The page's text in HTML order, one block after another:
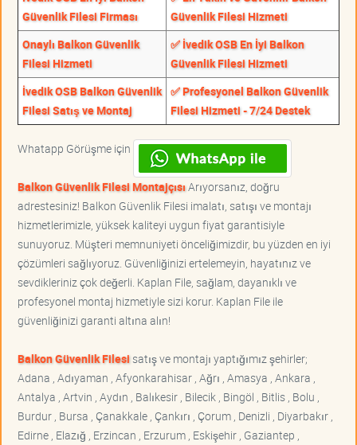
Güvenlik Filesi Firması
Güvenlik Filesi Hizmeti
Onaylı Balkon Güvenlik
Filesi Hizmeti
✅ İvedik OSB En İyi Balkon
Güvenlik Filesi Hizmeti
İvedik OSB Balkon Güvenlik
Filesi Satış ve Montaj
✅ Profesyonel Balkon Güvenlik
Filesi Hizmeti - 7/24 Destek
Whatapp Görüşme için
Balkon Güvenlik Filesi MontajçısıArıyorsanız, doğru
adrestesiniz! Balkon Güvenlik Filesi imalatı, satışı ve montajı
hizmetlerimizle, yüksek kaliteyi uygun fiyat garantisiyle
sunuyoruz. Müşteri memnuniyeti önceliğimizdir, bu yüzden en iyi
çözümleri sağlıyoruz. Güvenliğinizi ertelemeyin, hayatınız ve
sevdikleriniz çok değerli. Kaplan File, sağlam, dayanıklı ve
profesyonel montaj hizmetiyle sizi korur. Kaplan File ile
güvenliğinizi garanti altına alın!
Balkon Güvenlik Filesisatış ve montajı yaptığımız şehirler;
Adana , Adıyaman , Afyonkarahisar , Ağrı , Amasya , Ankara ,
Antalya , Artvin , Aydın , Balıkesir , Bilecik , Bingöl , Bitlis , Bolu ,
Burdur , Bursa , Çanakkale , Çankırı , Çorum , Denizli , Diyarbakır ,
Edirne , Elazığ , Erzincan , Erzurum , Eskişehir , Gaziantep ,